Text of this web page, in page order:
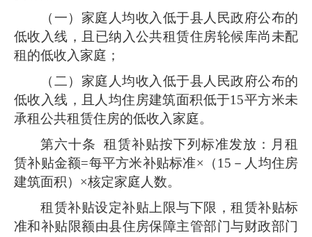
（一）家庭人均收入低于县人民政府公布的
低收入线，且已纳入公共租赁住房轮候库尚未配
租的低收入家庭；
（二）家庭人均收入低于县人民政府公布的
低收入线，且人均住房建筑面积低于15平方米未
承租公共租赁住房的低收入家庭。
第六十条 租赁补贴按下列标准发放：月租
赁补贴金额=每平方米补贴标准×（15－人均住房
建筑面积）×核定家庭人数。
租赁补贴设定补贴上限与下限，租赁补贴标
准和补贴限额由县住房保障主管部门与财政部门